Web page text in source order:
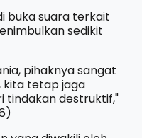
buka suara terkait
sedikit
pihaknya sangat
kita tetap jaga
tindakan destruktif,"